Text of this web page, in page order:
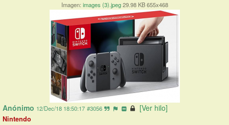
Imagen: images (3).jpeg 29.98 KB 655x468
Anónimo 12/Dec/18 18:50:17 #3056 [Ver hilo]
Nintendo